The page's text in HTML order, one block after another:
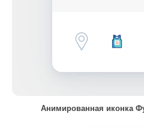
Анимированная иконка